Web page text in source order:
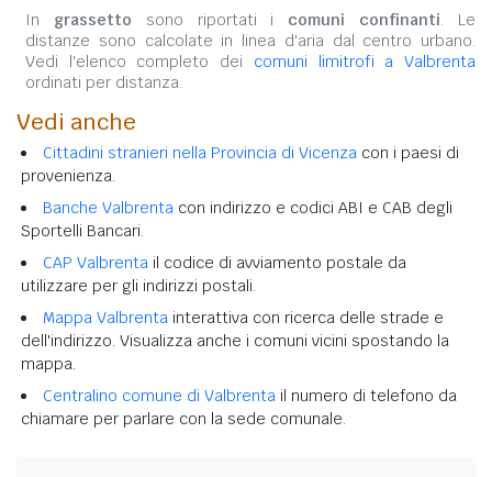
In grassetto sono riportati i comuni confinanti. Le
distanze sono calcolate in linea d'aria dal centro urbano.
Vedi l'elenco completo dei comuni limitrofi a Valbrenta
ordinati per distanza.
Vedi anche
Cittadini stranieri nella Provincia di Vicenza con i paesi di
provenienza.
Banche Valbrenta con indirizzo e codici ABI e CAB degli
Sportelli Bancari.
CAP Valbrenta il codice di avviamento postale da
utilizzare per gli indirizzi postali.
Mappa Valbrenta interattiva con ricerca delle strade e
dell'indirizzo. Visualizza anche i comuni vicini spostando la
mappa.
Centralino comune di Valbrenta il numero di telefono da
chiamare per parlare con la sede comunale.